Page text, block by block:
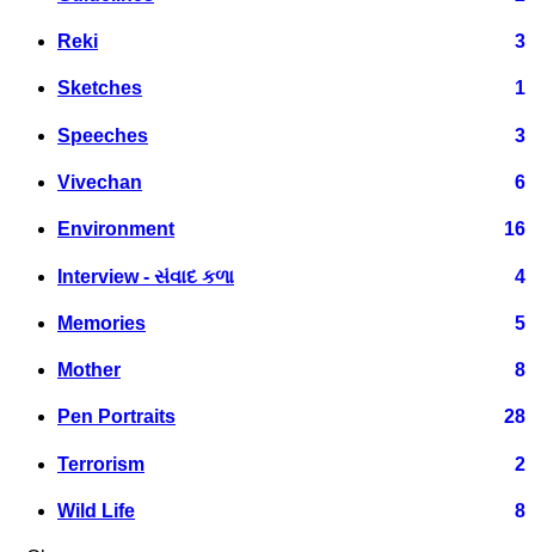
Reki 3
Sketches 1
Speeches 3
Vivechan 6
Environment 16
Interview - સંવાદ કળા 4
Memories 5
Mother 8
Pen Portraits 28
Terrorism 2
Wild Life 8